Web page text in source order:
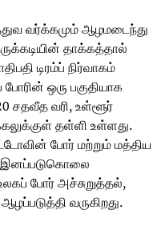
வர்க்கமும் ஆழமடைந்து
தாக்கத்தால்
டிரம்ப் நிர்வாகம்
போரின் ஒரு பகுதியாக
சதவீத வரி, உள்ளூர்
தள்ளி உள்ளது.
போர் மற்றும் மத்திய
இனப்படுகொலை
போர் அச்சுறுத்தல்,
வருகிறது.